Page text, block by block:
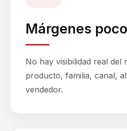
Márgenes
No hay visibilidad real del
producto, familia, canal,
vendedor.